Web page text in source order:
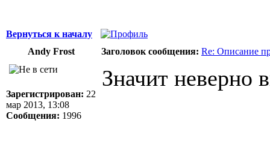
Вернуться к началу
Andy Frost
Заголовок сообщения: Re: Описание
Зарегистрирован: 22
мар 2013, 13:08
Сообщения: 1996
Значит неверно